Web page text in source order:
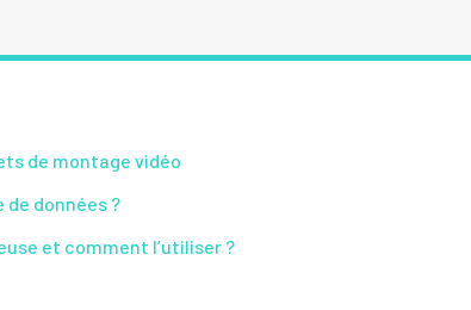
de montage vidéo
données ?
et comment l’utiliser ?